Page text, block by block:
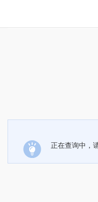
正在查询中，